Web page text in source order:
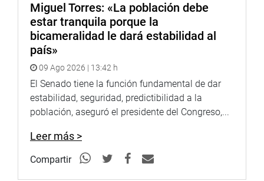
Ejecutivo, de los proyectos de ley 1633/2021-CR y
3624/2022-CR, que proponen la Ley que establece
medidas para contribuir al cuidado de la salud del
paciente con enfermedad celíaca.
En este sentido, se recomendó el allanamiento total a las
observaciones formuladas, considerando, además, la
sustracción de la materia, con el consecuente envío al
1633/2021-CR y 3624/2022-CR.
A su turno, el legislador Alejandro Muñante, sustentó el PL
Miguel Torres: «La población debe
estar tranquila porque la
bicameralidad le dará estabilidad al
país»
09 Ago 2026 | 13:42 h
El Senado tiene la función fundamental de dar
estabilidad, seguridad, predictibilidad a la
población, aseguró el presidente del Congreso,...
Leer más >
Compartir